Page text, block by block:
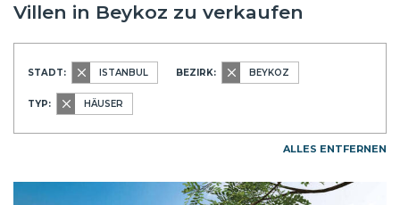
Villen in Beykoz zu verkaufen
STADT: ISTANBUL BEZIRK: BEYKOZ
TYP: HÄUSER
ALLES ENTFERNEN